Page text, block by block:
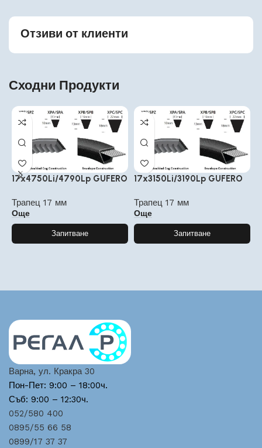
Отзиви от клиенти
Сходни Продукти
17x4750Li/4790Lp GUFERO
Трапец 17 мм
Още
Запитване
17x3150Li/3190Lp GUFERO
Трапец 17 мм
Още
Запитване
Варна, ул. Кракра 30
Пон-Пет: 9:00 – 18:00ч.
Съб: 9:00 – 12:30ч.
052/580 400
0895/55 66 58
0899/17 37 37